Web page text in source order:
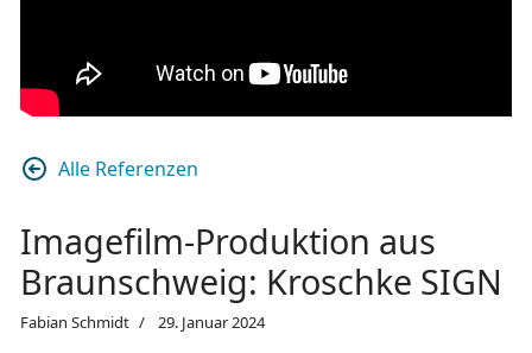
Alle Referenzen
Imagefilm-Produktion aus
Braunschweig: Kroschke SIGN
Fabian Schmidt 29. Januar 2024